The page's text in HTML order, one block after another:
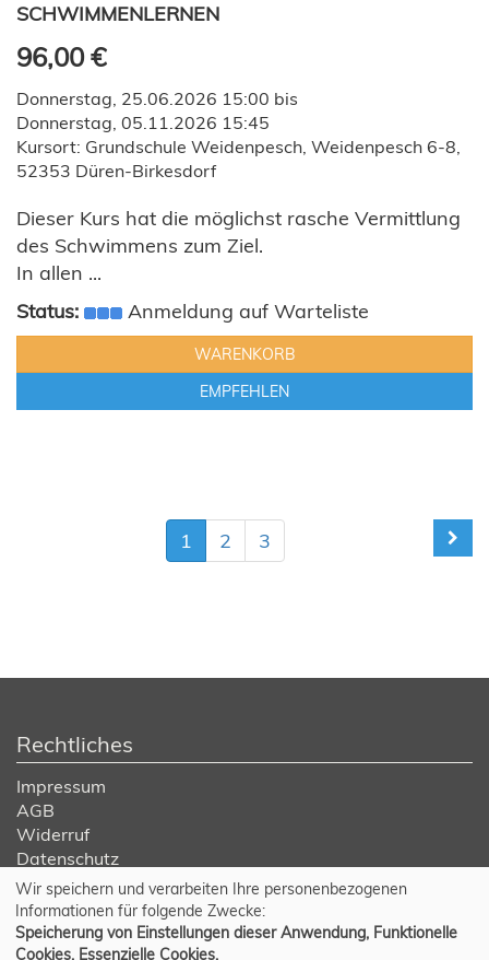
SCHWIMMENLERNEN
96,00 €
Donnerstag, 25.06.2026 15:00 bis
Donnerstag, 05.11.2026 15:45
Kursort: Grundschule Weidenpesch, Weidenpesch 6-8,
52353 Düren-Birkesdorf
Dieser Kurs hat die möglichst rasche Vermittlung
des Schwimmens zum Ziel.
In allen ...
Status:
Anmeldung auf Warteliste
WARENKORB
EMPFEHLEN
1 2 3
Rechtliches
Impressum
AGB
Widerruf
Datenschutz
Cookie Einstellungen
Wir speichern und verarbeiten Ihre personenbezogenen
Informationen für folgende Zwecke:
Speicherung von Einstellungen dieser Anwendung, Funktionelle
Cookies, Essenzielle Cookies.